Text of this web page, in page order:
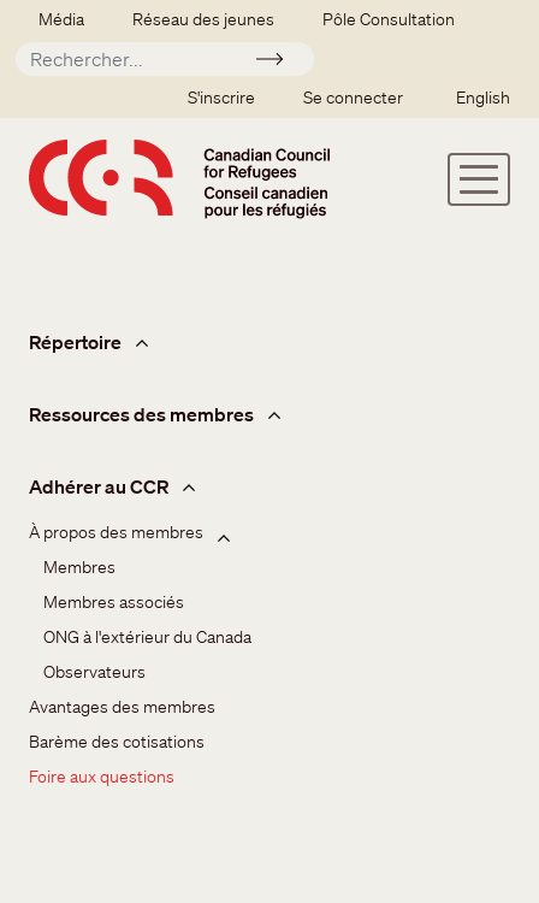
Aller au contenu principal
Secondary menu
Média Réseau des jeunes Pôle Consultation
Soumettre
SSO user menu
S'inscrire Se connecter English
Répertoire
Ressources des membres
Adhérer au CCR
À propos des membres
Membres
Membres associés
ONG à l'extérieur du Canada
Observateurs
Avantages des membres
Barème des cotisations
Foire aux questions